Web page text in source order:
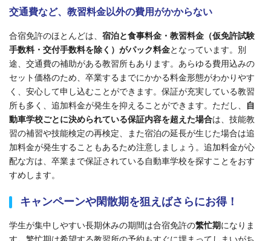
交通費など、教習料金以外の費用がかからない
合宿免許のほとんどは、 宿泊と食事料金・教習料金（仮免許試験
手数料・交付手数料を除く）がパック料金となっています。 別
途、交通費の補助がある教習所もあります。 あらゆる費用込みの
セット価格のため、卒業するまでにかかる料金形態がわかりやす
く、安心して申し込むことができます。 保証が充実している教習
所も多く、追加料金が発生を抑えることができます。 ただし、
自
動車学校ごとに決められている保証内容を超えた場合は、技能教
習の補習や技能検定の再検定、また宿泊の延長が生じた場合は追
加料金が発生することもあるため注意しましょう。追加料金が心
配な方は、卒業まで保証されている自動車学校を探すことをおす
すめします。
キャンペーンや閑散期を狙えばさらにお得！
学生が集中しやすい長期休みの期間は合宿免許の繁忙期になりま